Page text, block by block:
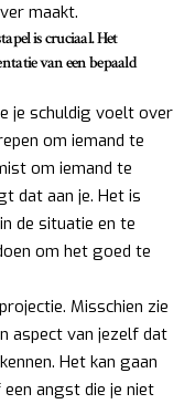
maakt.
is cruciaal. Het
van een bepaald
je schuldig voelt over
om iemand te
om iemand te
dat aan je. Het is
de situatie en te
om het goed te
Misschien zie
aspect van jezelf dat
Het kan gaan
angst die je niet